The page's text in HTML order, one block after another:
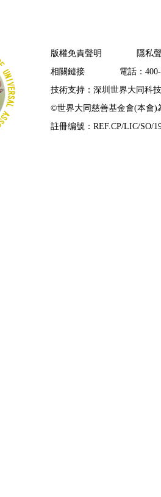
版權免責聲明
隱私
相關鏈接
電話：
技術支持：深圳世界大同科
©世界大同慈善基金會(本會)
註冊编號：REF.CP/LIC/SO/